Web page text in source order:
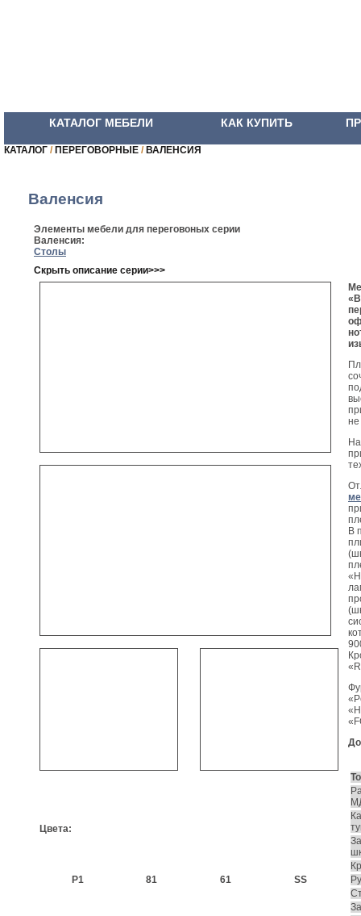
КАТАЛОГ МЕБЕЛИ КАК КУПИТЬ
КАТАЛОГ / ПЕРЕГОВОРНЫЕ / ВАЛЕНСИЯ
Валенсия
Элементы мебели для переговоных серии
Валенсия:
Столы
Скрыть описание серии>>>
не
В
Цвета:
Р1 81 61 SS